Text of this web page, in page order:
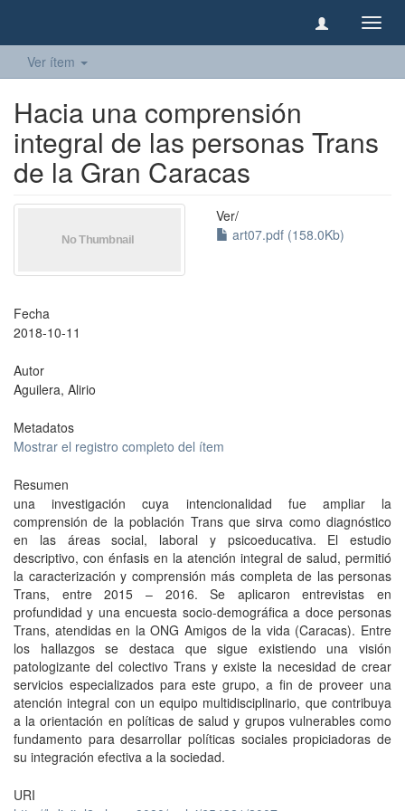
Ver ítem
Hacia una comprensión
integral de las personas Trans
de la Gran Caracas
Ver/
art07.pdf (158.0Kb)
Fecha
2018-10-11
Autor
Aguilera, Alirio
Metadatos
Mostrar el registro completo del ítem
Resumen
una investigación cuya intencionalidad fue ampliar la
comprensión de la población Trans que sirva como diagnóstico
en las áreas social, laboral y psicoeducativa. El estudio
descriptivo, con énfasis en la atención integral de salud, permitió
la caracterización y comprensión más completa de las personas
Trans, entre 2015 – 2016. Se aplicaron entrevistas en
profundidad y una encuesta socio-demográfica a doce personas
Trans, atendidas en la ONG Amigos de la vida (Caracas). Entre
los hallazgos se destaca que sigue existiendo una visión
patologizante del colectivo Trans y existe la necesidad de crear
servicios especializados para este grupo, a fin de proveer una
atención integral con un equipo multidisciplinario, que contribuya
a la orientación en políticas de salud y grupos vulnerables como
fundamento para desarrollar políticas sociales propiciadoras de
su integración efectiva a la sociedad.
URI